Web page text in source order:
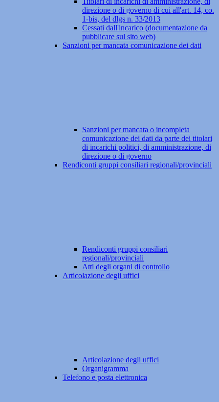
direzione o di governo di cui all'art. 14, co.
1-bis, del dlgs n. 33/2013
Cessati dall'incarico (documentazione da
pubblicare sul sito web)
Sanzioni per mancata comunicazione dei dati
Sanzioni per mancata o incompleta
comunicazione dei dati da parte dei titolari
di incarichi politici, di amministrazione, di
direzione o di governo
Rendiconti gruppi consiliari regionali/provinciali
Rendiconti gruppi consiliari
regionali/provinciali
Atti degli organi di controllo
Articolazione degli uffici
Articolazione degli uffici
Organigramma
Telefono e posta elettronica